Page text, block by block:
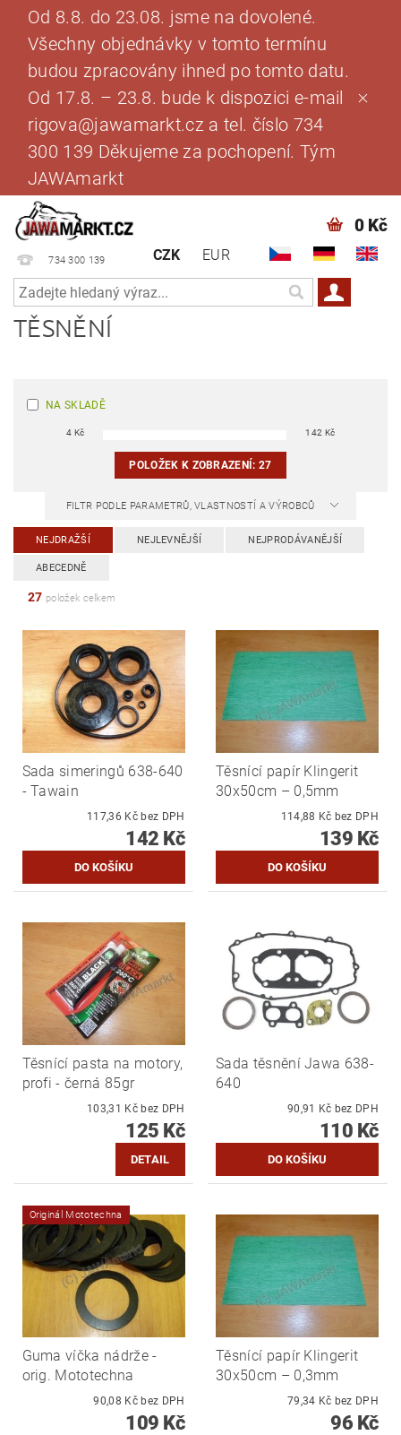
Od 8.8. do 23.08. jsme na dovolené.
Všechny objednávky v tomto termínu
budou zpracovány ihned po tomto datu.
Od 17.8. – 23.8. bude k dispozici e-mail
rigova@jawamarkt.cz a tel. číslo 734
300 139 Děkujeme za pochopení. Tým
JAWAmarkt
734 300 139 CZK EUR
0 Kč
TĚSNĚNÍ
NA SKLADĚ
4 Kč 142 Kč
POLOŽEK K ZOBRAZENÍ:27
FILTR PODLE PARAMETRŮ, VLASTNOSTÍ A VÝROBCŮ
NEJDRAŽŠÍ NEJLEVNĚJŠÍ NEJPRODÁVANĚJŠÍ
ABECEDNĚ
27 položek celkem
Sada simeringů 638-640
- Tawain
117,36 Kč bez DPH
142 Kč
Těsnící papír Klingerit
30x50cm – 0,5mm
114,88 Kč bez DPH
139 Kč
Těsnící pasta na motory,
profi - černá 85gr
103,31 Kč bez DPH
125 Kč
DETAIL
Sada těsnění Jawa 638-
640
90,91 Kč bez DPH
110 Kč
Originál Mototechna
Guma víčka nádrže -
orig. Mototechna
90,08 Kč bez DPH
109 Kč
Těsnící papír Klingerit
30x50cm – 0,3mm
79,34 Kč bez DPH
96 Kč